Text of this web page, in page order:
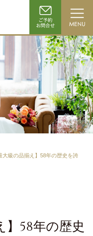
大級の品揃え】58年の歴史を誇
】58年の歴史